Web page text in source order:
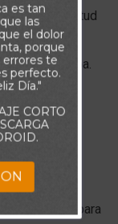
de longitud
y un mapa.
bosques, y
de
de
semanas. Si
cargar con
suficiente para
es tan
las
el dolor
porque
te
perfecto.
Día."
CORTO